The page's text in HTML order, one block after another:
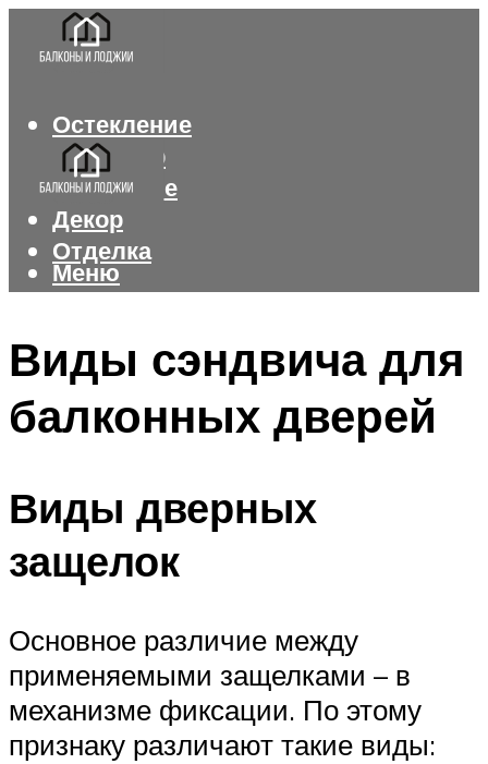
Остекление
Интерьер
Утепление
Декор
Отделка
Меню
Виды сэндвича для
балконных дверей
Виды дверных
защелок
Основное различие между
применяемыми защелками – в
механизме фиксации. По этому
признаку различают такие виды: